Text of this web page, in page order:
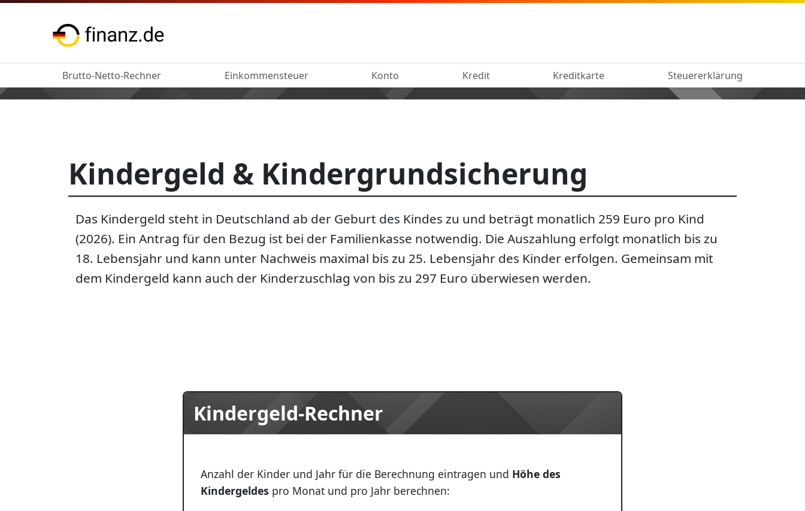
Brutto-Netto-Rechner Einkommensteuer Konto Kredit Kreditkarte Steuererklärung
Kindergeld & Kindergrundsicherung
Das Kindergeld steht in Deutschland ab der Geburt des Kindes zu und beträgt monatlich 259 Euro pro Kind
(2026). Ein Antrag für den Bezug ist bei der Familienkasse notwendig. Die Auszahlung erfolgt monatlich bis zu
18. Lebensjahr und kann unter Nachweis maximal bis zu 25. Lebensjahr des Kinder erfolgen. Gemeinsam mit
dem Kindergeld kann auch der Kinderzuschlag von bis zu 297 Euro überwiesen werden.
Kindergeld-Rechner
Anzahl der Kinder und Jahr für die Berechnung eintragen und Höhe des
Kindergeldes pro Monat und pro Jahr berechnen: